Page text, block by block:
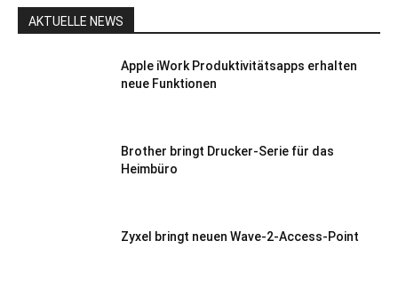
AKTUELLE NEWS
Apple iWork Produktivitätsapps erhalten
neue Funktionen
Brother bringt Drucker-Serie für das
Heimbüro
Zyxel bringt neuen Wave-2-Access-Point